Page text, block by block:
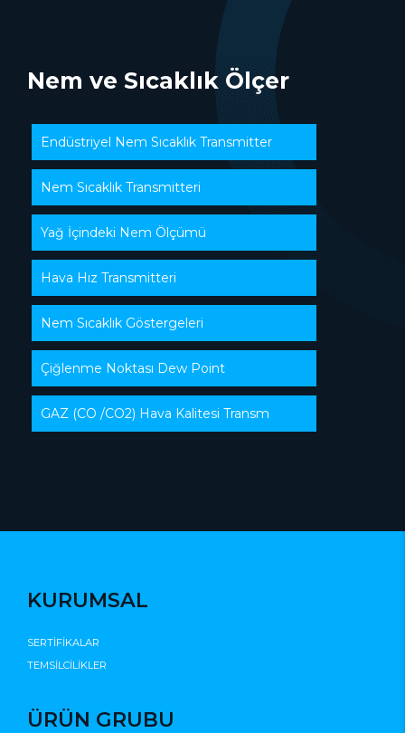
Nem ve Sıcaklık Ölçer
Endüstriyel Nem Sıcaklık Transmitter
Nem Sıcaklık Transmitteri
Yağ İçindeki Nem Ölçümü
Hava Hız Transmitteri
Nem Sıcaklık Göstergeleri
Çiğlenme Noktası Dew Point
GAZ (CO /CO2) Hava Kalitesi Transm
KURUMSAL
SERTİFİKALAR
TEMSİLCİLİKLER
ÜRÜN GRUBU